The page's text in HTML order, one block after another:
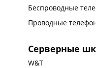
Беспроводные
Проводные
Серверные
W&T